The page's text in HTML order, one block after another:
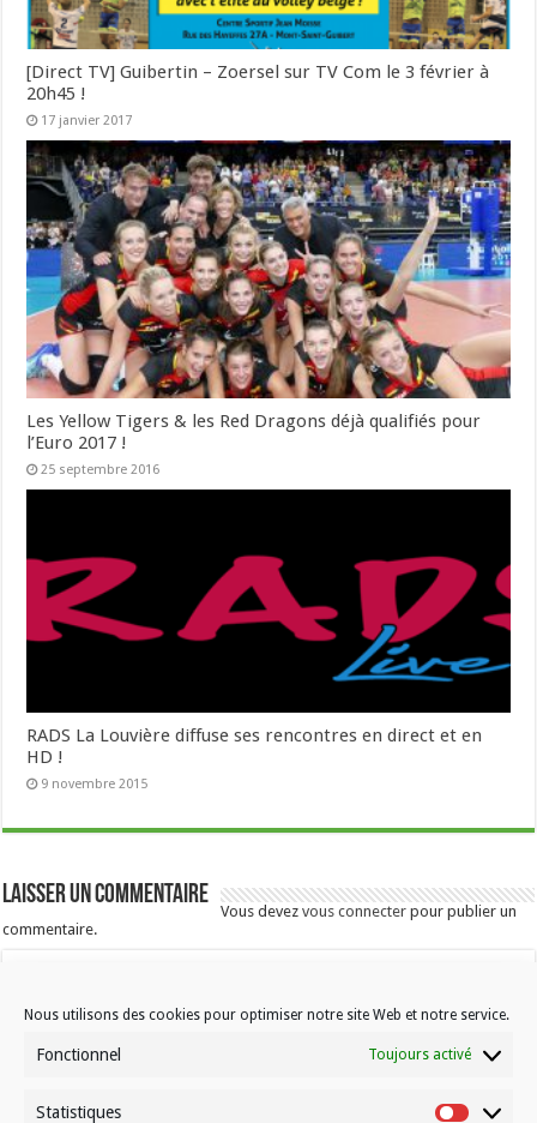
Nous utilisons des cookies pour optimiser notre site Web et notre service.
Fonctionnel Toujours activé
Statistiques
[Direct TV] Guibertin – Zoersel sur TV Com le 3 février à
20h45 !
17 janvier 2017
Les Yellow Tigers & les Red Dragons déjà qualifiés pour
l’Euro 2017 !
25 septembre 2016
RADS La Louvière diffuse ses rencontres en direct et en
HD !
9 novembre 2015
Laisser un commentaire
Vous devezvous connecter pour publier un
commentaire.